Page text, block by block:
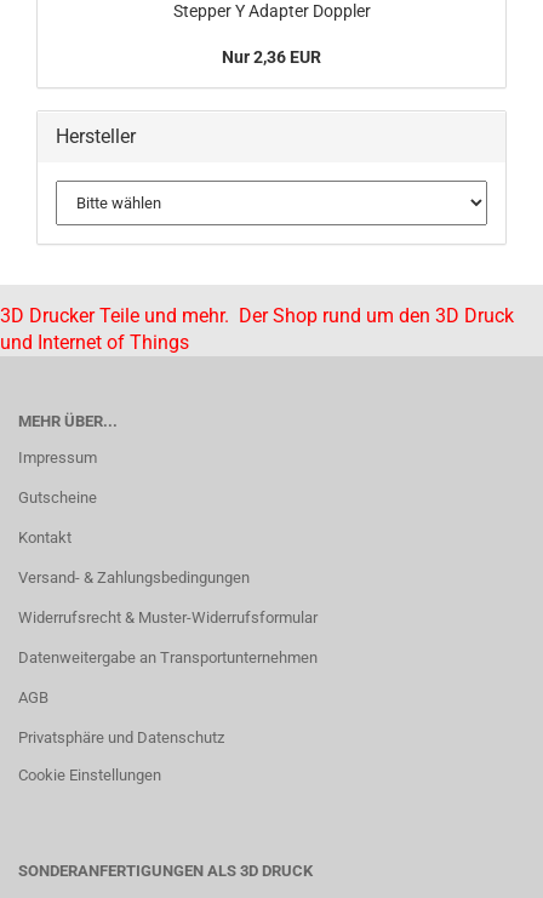
Stepper Y Adapter Doppler
Nur 2,36 EUR
Hersteller
3D Drucker Teile und mehr. Der Shop rund um den 3D Druck
und Internet of Things
MEHR ÜBER...
Impressum
Gutscheine
Kontakt
Versand- & Zahlungsbedingungen
Widerrufsrecht & Muster-Widerrufsformular
Datenweitergabe an Transportunternehmen
AGB
Privatsphäre und Datenschutz
Cookie Einstellungen
SONDERANFERTIGUNGEN ALS 3D DRUCK